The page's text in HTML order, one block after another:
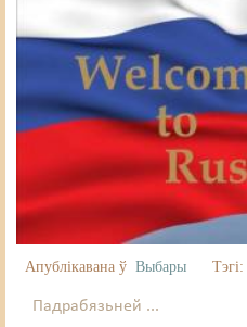
Апублікавана ў Выбары Тэгі:
Падрабязьней ...